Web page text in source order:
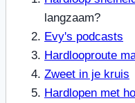
langzaam?
Evy's podcasts
Hardlooproute
Zweet in je kruis
Hardlopen met